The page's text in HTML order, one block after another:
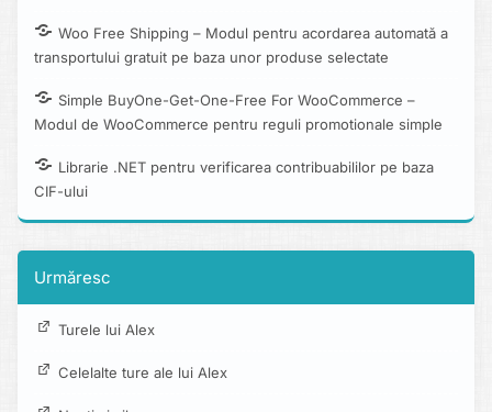
Woo Free Shipping – Modul pentru acordarea automată a
transportului gratuit pe baza unor produse selectate
Simple BuyOne-Get-One-Free For WooCommerce –
Modul de WooCommerce pentru reguli promotionale simple
Librarie .NET pentru verificarea contribuabililor pe baza
CIF-ului
Urmăresc
Turele lui Alex
Celelalte ture ale lui Alex